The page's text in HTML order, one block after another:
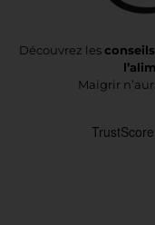
Découvrez les
Maigrir